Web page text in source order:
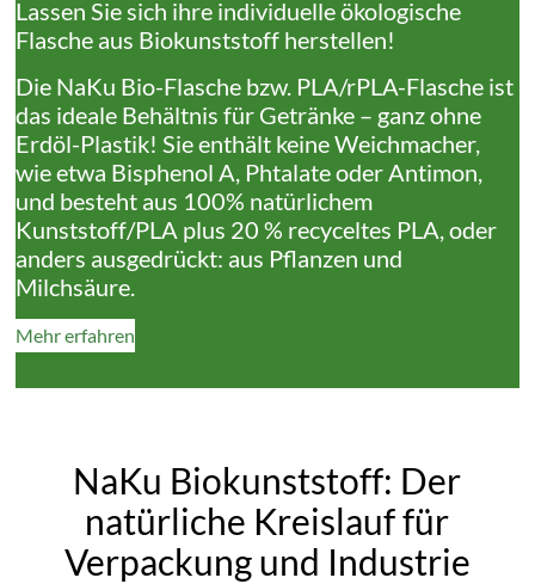
Lassen Sie sich ihre individuelle ökologische
Flasche aus Biokunststoff herstellen!
Die NaKu Bio-Flasche bzw. PLA/rPLA-Flasche ist
das ideale Behältnis für Getränke – ganz ohne
Erdöl-Plastik! Sie enthält keine Weichmacher,
wie etwa Bisphenol A, Phtalate oder Antimon,
und besteht aus 100% natürlichem
Kunststoff/PLA plus 20 % recyceltes PLA, oder
anders ausgedrückt: aus Pflanzen und
Milchsäure.
Mehr erfahren
NaKu Biokunststoff: Der
natürliche Kreislauf für
Verpackung und Industrie